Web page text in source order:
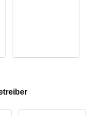
sind